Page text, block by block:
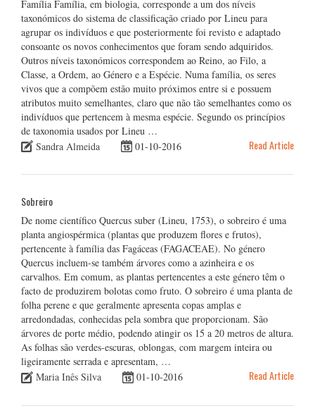
Família Família, em biologia, corresponde a um dos níveis
taxonómicos do sistema de classificação criado por Lineu para
agrupar os indivíduos e que posteriormente foi revisto e adaptado
consoante os novos conhecimentos que foram sendo adquiridos.
Outros níveis taxonómicos correspondem ao Reino, ao Filo, a
Classe, a Ordem, ao Género e a Espécie. Numa família, os seres
vivos que a compõem estão muito próximos entre si e possuem
atributos muito semelhantes, claro que não tão semelhantes como os
indivíduos que pertencem à mesma espécie. Segundo os princípios
de taxonomia usados por Lineu …
Sandra Almeida
01-10-2016 Read Article
Sobreiro
De nome científico Quercus suber (Lineu, 1753), o sobreiro é uma
planta angiospérmica (plantas que produzem flores e frutos),
pertencente à família das Fagáceas (FAGACEAE). No género
Quercus incluem-se também árvores como a azinheira e os
carvalhos. Em comum, as plantas pertencentes a este género têm o
facto de produzirem bolotas como fruto. O sobreiro é uma planta de
folha perene e que geralmente apresenta copas amplas e
arredondadas, conhecidas pela sombra que proporcionam. São
árvores de porte médio, podendo atingir os 15 a 20 metros de altura.
As folhas são verdes-escuras, oblongas, com margem inteira ou
ligeiramente serrada e apresentam, …
Maria Inês Silva
01-10-2016 Read Article